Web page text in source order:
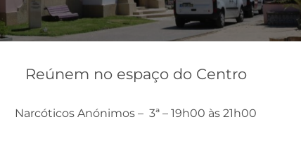
Reúnem no espaço do Centro
Narcóticos Anónimos – 3ª – 19h00 às 21h00